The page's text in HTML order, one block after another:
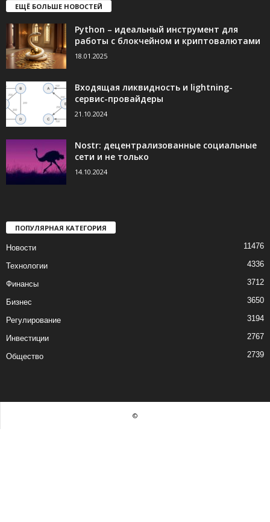
ЕЩЁ БОЛЬШЕ НОВОСТЕЙ
Python – идеальный инструмент для
работы с блокчейном и криптовалютами
18.01.2025
Входящая ликвидность и lightning-
сервис-провайдеры
21.10.2024
Nostr: децентрализованные социальные
сети и не только
14.10.2024
ПОПУЛЯРНАЯ КАТЕГОРИЯ
Новости 11476
Технологии 4336
Финансы 3712
Бизнес 3650
Регулирование 3194
Инвестиции 2767
Общество 2739
©